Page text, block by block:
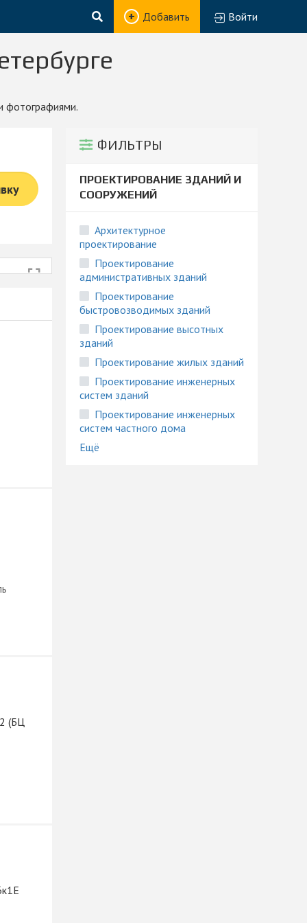
Добавить Войти
фотографиями.
ФИЛЬТРЫ
ПРОЕКТИРОВАНИЕ ЗДАНИЙ И
СООРУЖЕНИЙ
Архитектурное
проектирование
Проектирование
административных зданий
Проектирование
быстровозводимых зданий
Проектирование высотных
зданий
Проектирование жилых зданий
Проектирование инженерных
систем зданий
Проектирование инженерных
систем частного дома
Ещё
(БЦ